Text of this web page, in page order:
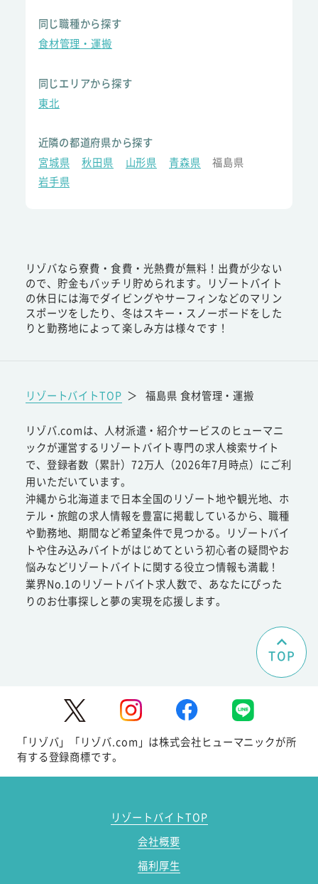
同じ職種から探す
食材管理・運搬
同じエリアから探す
東北
近隣の都道府県から探す
宮城県
秋田県 山形県 青森県
福島県
岩手県
リゾバなら寮費・食費・光熱費が無料！出費が少ない
ので、貯金もバッチリ貯められます。リゾートバイト
の休日には海でダイビングやサーフィンなどのマリン
スポーツをしたり、冬はスキー・スノーボードをした
りと勤務地によって楽しみ方は様々です！
リゾートバイトTOP ＞ 福島県 食材管理・運搬
リゾバ.comは、人材派遣・紹介サービスのヒューマニ
ックが運営するリゾートバイト専門の求人検索サイト
で、登録者数（累計）72万人（2026年7月時点）にご利
用いただいています。
沖縄から北海道まで日本全国のリゾート地や観光地、ホ
テル・旅館の求人情報を豊富に掲載しているから、職種
や勤務地、期間など希望条件で見つかる。リゾートバイ
トや住み込みバイトがはじめてという初心者の疑問やお
悩みなどリゾートバイトに関する役立つ情報も満載！
業界No.1のリゾートバイト求人数で、あなたにぴった
りのお仕事探しと夢の実現を応援します。
TOP
「リゾバ」「リゾバ.com」は株式会社ヒューマニックが所
有する登録商標です。
リゾートバイトTOP
会社概要
福利厚生